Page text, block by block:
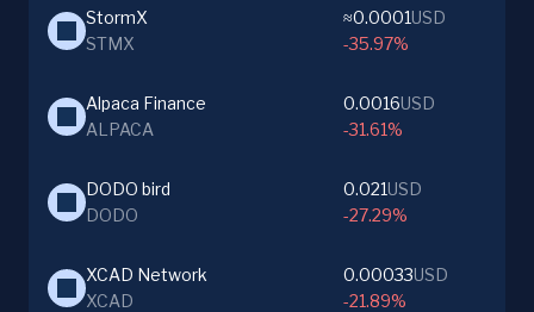
StormX
STMX
≈0.0001USD
-35.97%
Alpaca Finance
ALPACA
0.0016USD
-31.61%
DODO bird
DODO
0.021USD
-27.29%
XCAD Network
XCAD
0.00033USD
-21.89%